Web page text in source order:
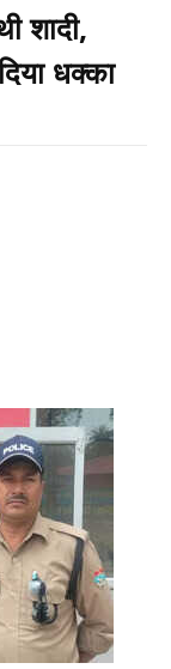
शादी,
धक्का